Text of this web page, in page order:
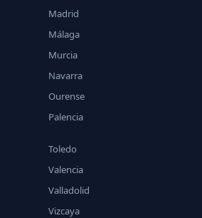
Madrid
Málaga
Murcia
Navarra
Ourense
Palencia
Toledo
Valencia
Valladolid
Vizcaya